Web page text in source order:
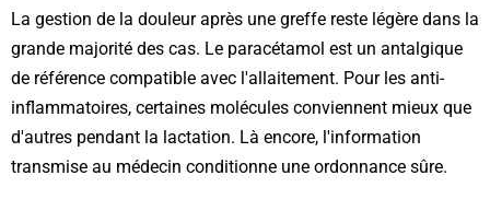
La gestion de la douleur après une greffe reste légère dans la
grande majorité des cas. Le paracétamol est un antalgique
de référence compatible avec l'allaitement. Pour les anti-
inflammatoires, certaines molécules conviennent mieux que
d'autres pendant la lactation. Là encore, l'information
transmise au médecin conditionne une ordonnance sûre.